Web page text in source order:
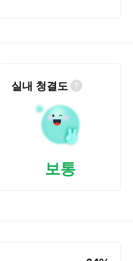
실내 청결도
보통